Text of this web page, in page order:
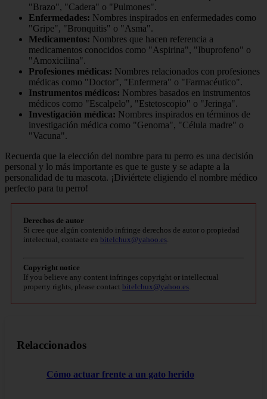
"Brazo", "Cadera" o "Pulmones".
Enfermedades: Nombres inspirados en enfermedades como
"Gripe", "Bronquitis" o "Asma".
Medicamentos: Nombres que hacen referencia a
medicamentos conocidos como "Aspirina", "Ibuprofeno" o
"Amoxicilina".
Profesiones médicas: Nombres relacionados con profesiones
médicas como "Doctor", "Enfermera" o "Farmacéutico".
Instrumentos médicos: Nombres basados en instrumentos
médicos como "Escalpelo", "Estetoscopio" o "Jeringa".
Investigación médica: Nombres inspirados en términos de
investigación médica como "Genoma", "Célula madre" o
"Vacuna".
Recuerda que la elección del nombre para tu perro es una decisión
personal y lo más importante es que te guste y se adapte a la
personalidad de tu mascota. ¡Diviértete eligiendo el nombre médico
perfecto para tu perro!
Derechos de autor
Si cree que algún contenido infringe derechos de autor o propiedad
intelectual, contacte en bitelchux@yahoo.es
Copyright notice
If you believe any content infringes copyright or intellectual
property rights, please contact bitelchux@yahoo.es
Relaccionados
Cómo actuar frente a un gato herido